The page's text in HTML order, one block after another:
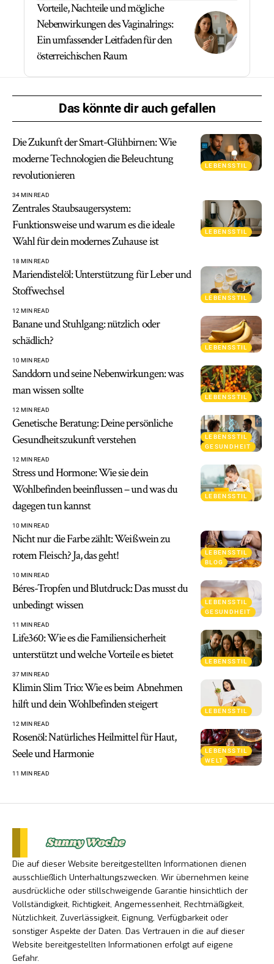
Vorteile, Nachteile und mögliche
Nebenwirkungen des Vaginalrings:
Ein umfassender Leitfaden für den
österreichischen Raum
Das könnte dir auch gefallen
LEBENSSTIL
Die Zukunft der Smart-Glühbirnen: Wie
moderne Technologien die Beleuchtung
revolutionieren
34 MIN READ
LEBENSSTIL
Zentrales Staubsaugersystem:
Funktionsweise und warum es die ideale
Wahl für dein modernes Zuhause ist
18 MIN READ
LEBENSSTIL
Mariendistelöl: Unterstützung für Leber und
Stoffwechsel
12 MIN READ
LEBENSSTIL
Banane und Stuhlgang: nützlich oder
schädlich?
10 MIN READ
LEBENSSTIL
Sanddorn und seine Nebenwirkungen: was
man wissen sollte
12 MIN READ
LEBENSSTIL
GESUNDHEIT
Genetische Beratung: Deine persönliche
Gesundheitszukunft verstehen
12 MIN READ
LEBENSSTIL
Stress und Hormone: Wie sie dein
Wohlbefinden beeinflussen – und was du
dagegen tun kannst
10 MIN READ
LEBENSSTIL
BLOG
Nicht nur die Farbe zählt: Weißwein zu
rotem Fleisch? Ja, das geht!
10 MIN READ
LEBENSSTIL
GESUNDHEIT
Béres-Tropfen und Blutdruck: Das musst du
unbedingt wissen
11 MIN READ
LEBENSSTIL
Life360: Wie es die Familiensicherheit
unterstützt und welche Vorteile es bietet
37 MIN READ
LEBENSSTIL
Klimin Slim Trio: Wie es beim Abnehmen
hilft und dein Wohlbefinden steigert
12 MIN READ
LEBENSSTIL
WELT
Rosenöl: Natürliches Heilmittel für Haut,
Seele und Harmonie
11 MIN READ
Die auf dieser Website bereitgestellten Informationen dienen
ausschließlich Unterhaltungszwecken. Wir übernehmen keine
ausdrückliche oder stillschweigende Garantie hinsichtlich der
Vollständigkeit, Richtigkeit, Angemessenheit, Rechtmäßigkeit,
Nützlichkeit, Zuverlässigkeit, Eignung, Verfügbarkeit oder
sonstiger Aspekte der Daten. Das Vertrauen in die auf dieser
Website bereitgestellten Informationen erfolgt auf eigene
Gefahr.